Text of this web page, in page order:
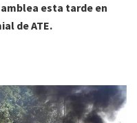
esta tarde en
de ATE.